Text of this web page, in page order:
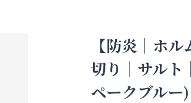
【防炎｜ホ
切り｜サルト
ペークブルー)